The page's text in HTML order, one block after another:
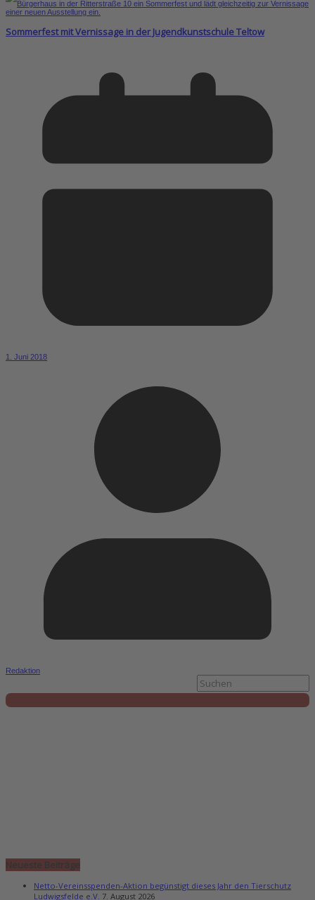
Sommerfest mit Vernissage in der Jugendkunstschule Teltow
1. Juni 2018
Redaktion
Neueste Beiträge
Netto-Vereinsspenden-Aktion begünstigt dieses Jahr den Tierschutz
Ludwigsfelde e.V. 7. August 2026